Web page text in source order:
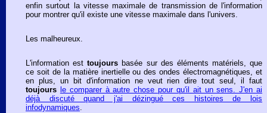
enfin surtout la vitesse maximale de transmission de l'information
pour montrer qu'il existe une vitesse maximale dans l'univers.
Les malheureux.
L'information esttoujours basée sur des éléments matériels, que
ce soit de la matière inertielle ou des ondes électromagnétiques, et
en plus, un bit d'information ne veut rien dire tout seul, il faut
toujours le comparer à autre chose pour qu'il ait un sens. J'en ai
déjà discuté quand j'ai dézingué ces histoires de lois
infodynamiques